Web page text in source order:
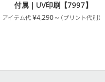
付属｜UV印刷【7997】
¥4,290～